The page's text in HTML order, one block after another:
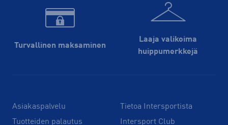
Turvallinen maksaminen
Laaja valikoima
huippu­merkkejä
Asiakaspalvelu
Tuotteiden palautus
Tietoa Intersportista
Intersport Club